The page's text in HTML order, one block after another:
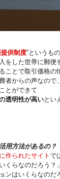
供制度”というも
をした世帯に郵便
ことで取引価格の
者からの声なので、
とができて
透明性が高いとい
用方法があるの？
作られたサイト で
くらなのだろう？」
ンはいくらなのだ